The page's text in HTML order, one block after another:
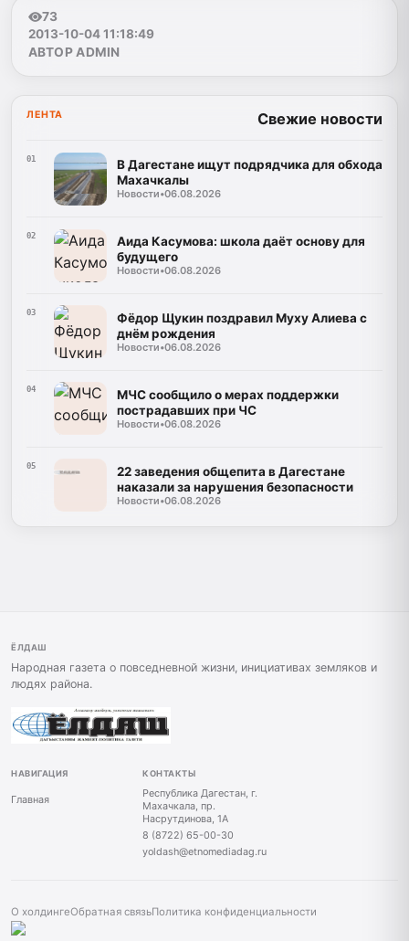
73
2013-10-04 11:18:49
АВТОР ADMIN
ЛЕНТА Свежие новости
01
В Дагестане ищут подрядчика для обхода
Махачкалы
Новости•06.08.2026
02
Аида Касумова: школа даёт основу для
будущего
Новости•06.08.2026
03
Фёдор Щукин поздравил Муху Алиева с
днём рождения
Новости•06.08.2026
04
МЧС сообщило о мерах поддержки
пострадавших при ЧС
Новости•06.08.2026
05
22 заведения общепита в Дагестане
наказали за нарушения безопасности
Новости•06.08.2026
ЁЛДАШ
Народная газета о повседневной жизни, инициативах земляков и
людях района.
НАВИГАЦИЯ
Главная
КОНТАКТЫ
Республика Дагестан, г.
Махачкала, пр.
Насрутдинова, 1А
8 (8722) 65-00-30
yoldash@etnomediadag.ru
О холдингеОбратная связьПолитика конфиденциальности